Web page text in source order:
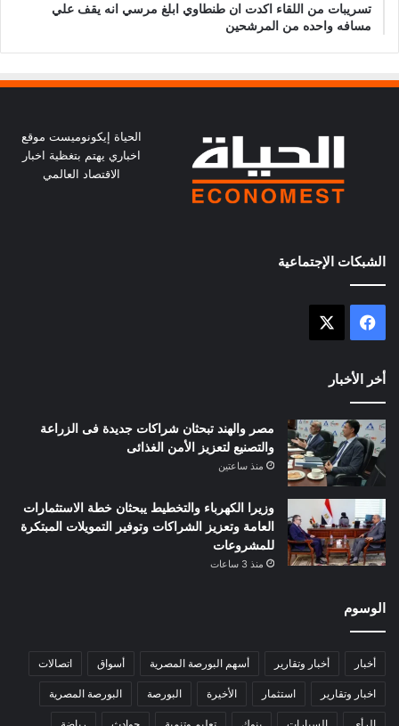
تسريبات من اللقاء اكدت ان طنطاوي ابلغ مرسي انه يقف علي
مسافه واحده من المرشحين
الحياة إيكونوميست موقع
اخباري يهتم بتغظية اخبار
الاقتصاد العالمي
الشبكات الإجتماعية
فيسبوك
أخر الأخبار
مصر والهند تبحثان شراكات جديدة فى الزراعة
والتصنيع لتعزيز الأمن الغذائى
منذ ساعتين
وزيرا الكهرباء والتخطيط يبحثان خطة الاستثمارات
العامة وتعزيز الشراكات وتوفير التمويلات المبتكرة
للمشروعات
منذ 3 ساعات
الوسوم
أخبار أخبار وتقارير أسهم البورصة المصرية أسواق اتصالات
اخبار وتقارير استثمار الأخيرة البورصة البورصة المصرية